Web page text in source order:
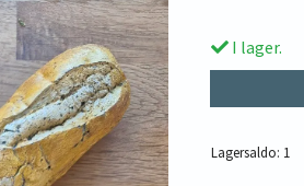
I lager.
Lagersaldo: 1